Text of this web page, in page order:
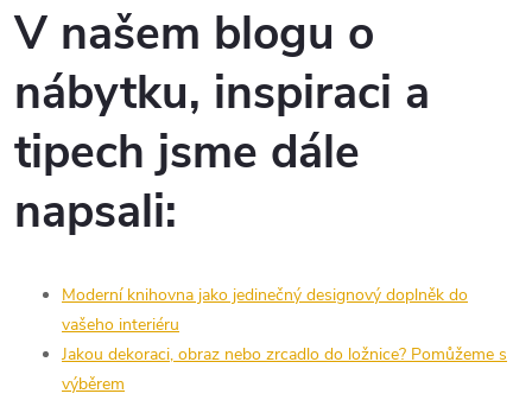
V našem blogu o
nábytku, inspiraci a
tipech jsme dále
napsali:
Moderní knihovna jako jedinečný designový doplněk do
vašeho interiéru
Jakou dekoraci, obraz nebo zrcadlo do ložnice? Pomůžeme s
výběrem